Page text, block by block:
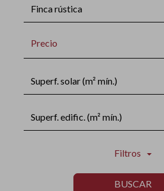
Finca rústica
Precio
Superf. solar (m² mín.)
Superf. edific. (m² mín.)
Filtros
BUSCAR